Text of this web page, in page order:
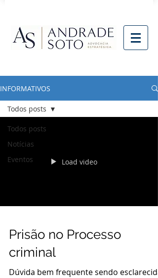
INFORMATIVOS
Todos posts
Notícias
Eventos
Todos posts
Load video
Prisão no Processo
criminal
Dúvida bem frequente sendo esclarecida